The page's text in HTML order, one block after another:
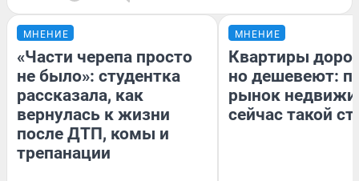
МНЕНИЕ
«Части черепа просто
не было»: студентка
рассказала, как
вернулась к жизни
после ДТП, комы и
трепанации
МНЕНИЕ
Квартиры
но дешевеют:
рынок
сейчас такой